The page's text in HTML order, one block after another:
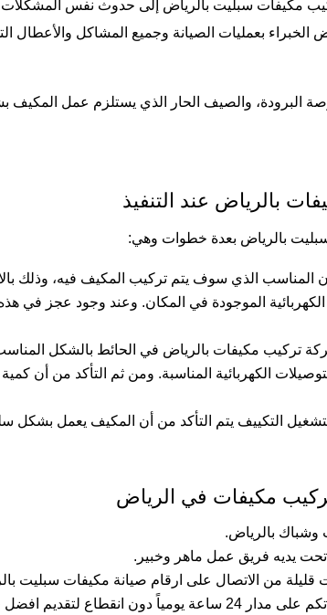
مكيفات سبليت بالرياض إلى حدوث نفس
بعمليات الصيانة وجميع المشاكل والأعطال
البرودة، والصيف الحار الذي يستلزم عمل
بالرياض بعدة خطوات وهي:
الذي سوف يتم تركيب المكيف فيه، وذلك
الكهربائية الموجودة في المكان. وعند وجود عجز في
تركيب مكيفات بالرياض في الحائط بالشكل
الكهربائية المناسبة. ومن ثم التأكد من أن
بتشغيل التكييف يتم التأكد من أن المكيف يعمل بشكل
مكيفات في الرياض
وشباك بالرياض.
يديه فريق عمل ماهر وخبير.
من الاتصال على ارقام صيانة مكيفات سبليت
لتقديم افضل خدمة.